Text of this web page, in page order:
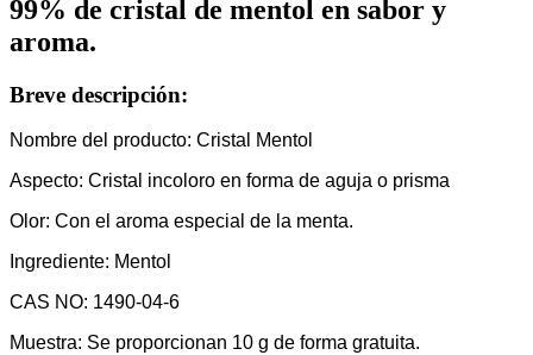
99% de cristal de mentol en sabor y
aroma.
Breve descripción:
Nombre del producto: Cristal Mentol
Aspecto: Cristal incoloro en forma de aguja o prisma
Olor: Con el aroma especial de la menta.
Ingrediente: Mentol
CAS NO: 1490-04-6
Muestra: Se proporcionan 10 g de forma gratuita.